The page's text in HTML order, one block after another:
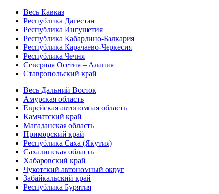
Весь Кавказ
Республика Дагестан
Республика Ингушетия
Республика Кабардино-Балкария
Республика Карачаево-Черкесия
Республика Чечня
Северная Осетия – Алания
Ставропольский край
Весь Дальний Восток
Амурская область
Еврейская автономная область
Камчатский край
Магаданская область
Приморский край
Республика Саха (Якутия)
Сахалинская область
Хабаровский край
Чукотский автономный округ
Забайкальский край
Республика Бурятия